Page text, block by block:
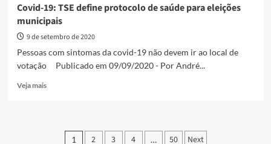
Covid-19: TSE define protocolo de saúde para eleições
municipais
9 de setembro de 2020
Pessoas com sintomas da covid-19 não devem ir ao local de
votação Publicado em 09/09/2020 - Por André...
Veja maisRead
1 2 3 4 … 50 Next